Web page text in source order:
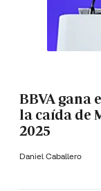
BBVA gana
la caída de
2025
Daniel Caballero